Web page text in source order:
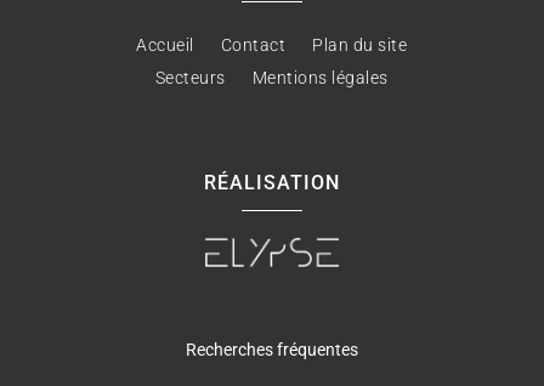
Accueil Contact
Plan du site
Secteurs
Mentions légales
RÉALISATION
Recherches fréquentes